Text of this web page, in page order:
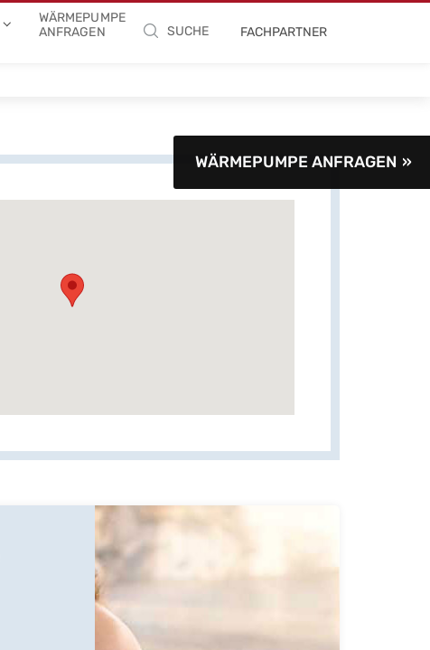
WÄRMEPUMPE
ANFRAGEN
SUCHE FACHPARTNER
WÄRMEPUMPE ANFRAGEN